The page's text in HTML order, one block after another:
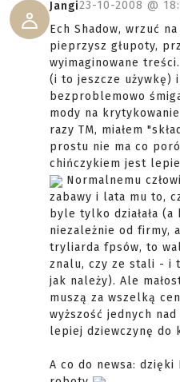
Jangi23-10-2008 @
Ech Shadow, wrzuć
pieprzysz głupoty,
wyimaginowane treści.
(i to jeszcze używkę)
bezproblemowo
mody na krytykowanie
razy TM, miałem
prostu nie ma co
chińczykiem jest
Normalnemu
zabawy i lata mu to,
byle tylko działała (a
niezależnie od firmy,
tryliarda fpsów, to
znalu, czy ze stali - i
jak należy). Ale
muszą za wszelką
wyższość jednych
lepiej dziewczynę do
A co do newsa: dzięki